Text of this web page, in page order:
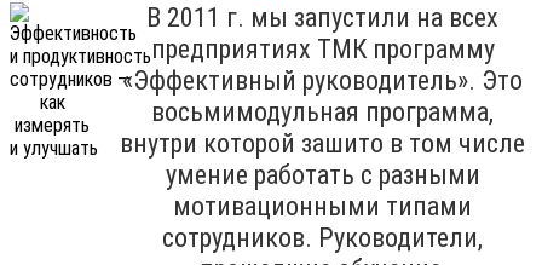
В 2011 г. мы запустили на всех
предприятиях ТМК программу
«Эффективный руководитель». Это
восьмимодульная программа,
внутри которой зашито в том числе
умение работать с разными
мотивационными типами
сотрудников. Руководители,